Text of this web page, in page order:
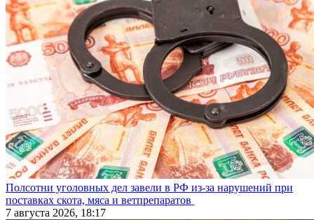
Полсотни уголовных дел завели в РФ из-за нарушений при
поставках скота, мяса и ветпрепаратов
7 августа 2026, 18:17